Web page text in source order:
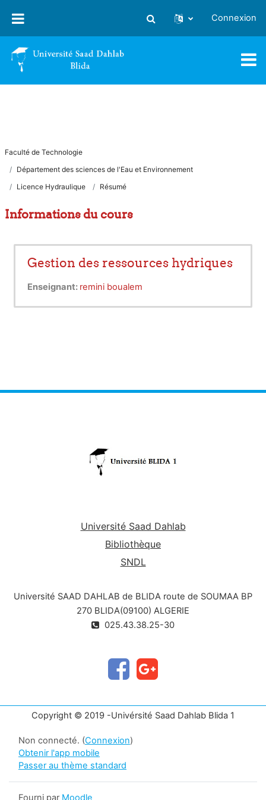
Activer/désactiver la saisie
Connexion
Faculté de Technologie
Département des sciences de l'Eau et Environnement
Licence Hydraulique
Résumé
Informations du cours
Gestion des ressources hydriques
Enseignant: remini boualem
Université Saad Dahlab
Bibliothèque
SNDL
Université SAAD DAHLAB de BLIDA route de SOUMAA BP
270 BLIDA(09100) ALGERIE
025.43.38.25-30
Copyright © 2019 -Univérsité Saad Dahlab Blida 1
Non connecté. (Connexion)
Obtenir l'app mobile
Passer au thème standard
Fourni par Moodle